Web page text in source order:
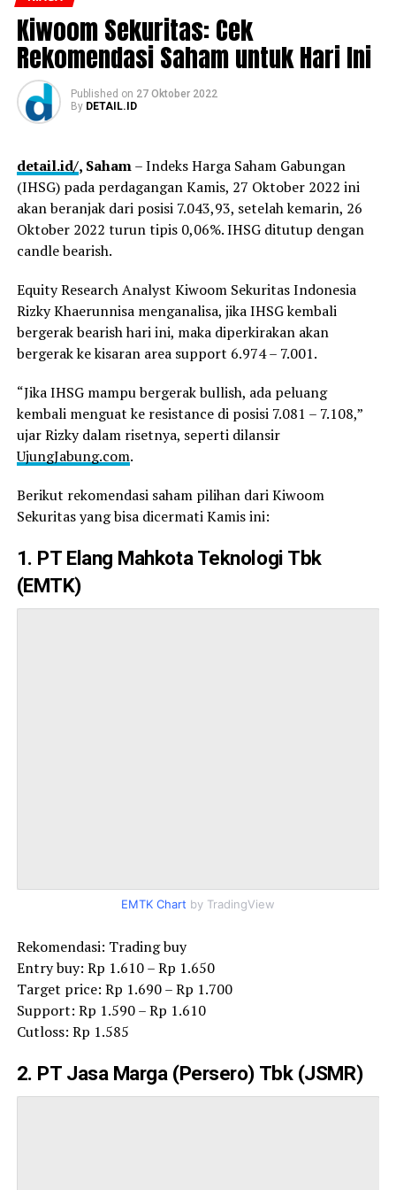
Kiwoom Sekuritas: Cek
Rekomendasi Saham untuk Hari Ini
Published on 27 Oktober 2022
By DETAIL.ID
detail.id/, Saham– Indeks Harga Saham Gabungan
(IHSG) pada perdagangan Kamis, 27 Oktober 2022 ini
akan beranjak dari posisi 7.043,93, setelah kemarin, 26
Oktober 2022 turun tipis 0,06%. IHSG ditutup dengan
candle bearish.
Equity Research Analyst Kiwoom Sekuritas Indonesia
Rizky Khaerunnisa menganalisa, jika IHSG kembali
bergerak bearish hari ini, maka diperkirakan akan
bergerak ke kisaran area support 6.974 – 7.001.
“Jika IHSG mampu bergerak bullish, ada peluang
kembali menguat ke resistance di posisi 7.081 – 7.108,”
ujar Rizky dalam risetnya, seperti dilansir
UjungJabung.com.
Berikut rekomendasi saham pilihan dari Kiwoom
Sekuritas yang bisa dicermati Kamis ini:
1. PT Elang Mahkota Teknologi Tbk
(EMTK)
EMTK Chart by TradingView
Rekomendasi: Trading buy
Entry buy: Rp 1.610 – Rp 1.650
Target price: Rp 1.690 – Rp 1.700
Support: Rp 1.590 – Rp 1.610
Cutloss: Rp 1.585
2. PT Jasa Marga (Persero) Tbk (JSMR)